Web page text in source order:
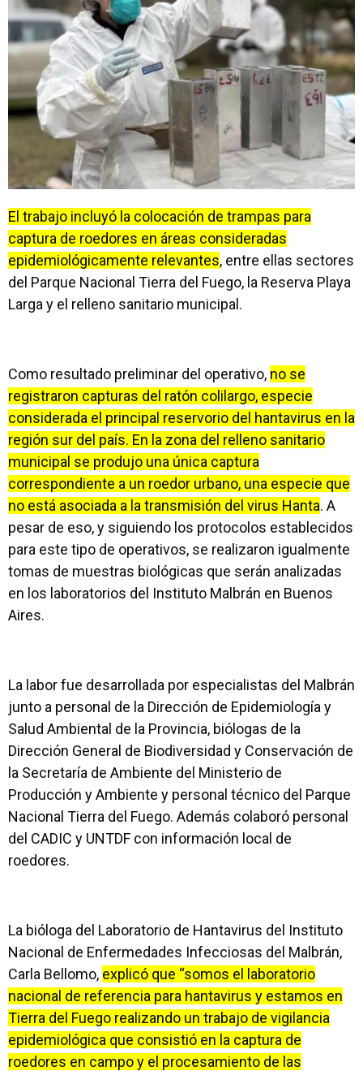
El trabajo incluyó la colocación de trampas para
captura de roedores en áreas consideradas
epidemiológicamente relevantes, entre ellas sectores
del Parque Nacional Tierra del Fuego, la Reserva Playa
Larga y el relleno sanitario municipal.
Como resultado preliminar del operativo, no se
registraron capturas del ratón colilargo, especie
considerada el principal reservorio del hantavirus en la
región sur del país. En la zona del relleno sanitario
municipal se produjo una única captura
correspondiente a un roedor urbano, una especie que
no está asociada a la transmisión del virus Hanta. A
pesar de eso, y siguiendo los protocolos establecidos
para este tipo de operativos, se realizaron igualmente
tomas de muestras biológicas que serán analizadas
en los laboratorios del Instituto Malbrán en Buenos
Aires.
La labor fue desarrollada por especialistas del Malbrán
junto a personal de la Dirección de Epidemiología y
Salud Ambiental de la Provincia, biólogas de la
Dirección General de Biodiversidad y Conservación de
la Secretaría de Ambiente del Ministerio de
Producción y Ambiente y personal técnico del Parque
Nacional Tierra del Fuego. Además colaboró personal
del CADIC y UNTDF con información local de
roedores.
La bióloga del Laboratorio de Hantavirus del Instituto
Nacional de Enfermedades Infecciosas del Malbrán,
Carla Bellomo, explicó que “somos el laboratorio
nacional de referencia para hantavirus y estamos en
Tierra del Fuego realizando un trabajo de vigilancia
epidemiológica que consistió en la captura de
roedores en campo y el procesamiento de las